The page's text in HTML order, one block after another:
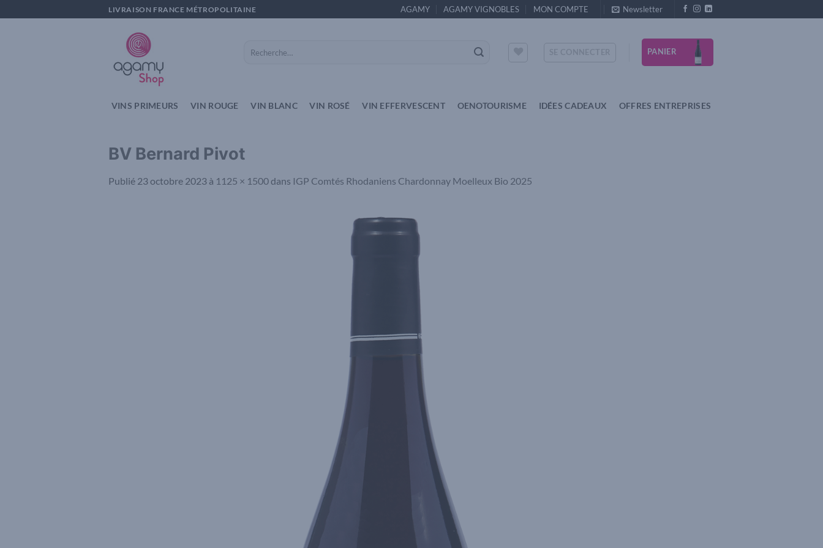
au
LIVRAISON FRANCE MÉTROPOLITAINE AGAMY AGAMY VIGNOBLES MON COMPTE Newsletter
pour :
PANIER
VINS PRIMEURS VIN ROUGE VIN BLANC VIN ROSÉ VIN EFFERVESCENT OENOTOURISME IDÉES CADEAUX OFFRES ENTREPRISES
BV Bernard Pivot
Publié 23 octobre 2023 à 1125 × 1500 dans IGP Comtés Rhodaniens Chardonnay Moelleux Bio 2025